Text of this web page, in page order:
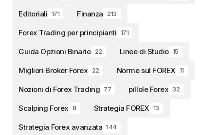
Editoriali 171 Finanza 213
Forex Trading per principianti 171
Guida Opzioni Binarie 22 Linee di Studio 15
Migliori Broker Forex 22 Norme sul FOREX 11
Nozioni di Forex Trading 77 pillole Forex 32
Scalping Forex 8 Strategia FOREX 13
Strategia Forex avanzata 144